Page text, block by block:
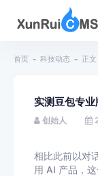
首页 科技动态 正文
实测豆包专
创始人
相比此前以对
用 AI 产品，